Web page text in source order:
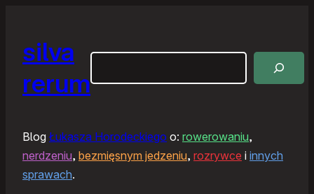
silva
rerum
Blog Łukasza Horodeckiego o: rowerowaniu,
nerdzeniu, bezmięsnym jedzeniu, rozrywce i innych
sprawach.